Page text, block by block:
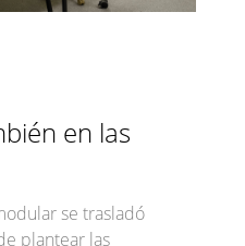
en las
se trasladó
plantear las